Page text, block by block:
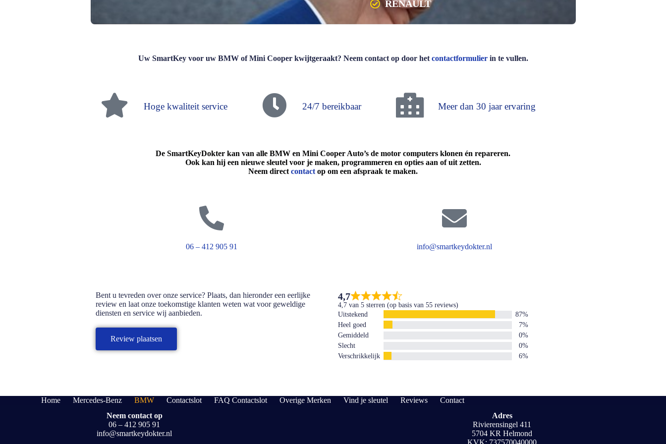
RENAULT
Uw SmartKey voor uw BMW of Mini Cooper kwijtgeraakt? Neem contact op door het contactformulierin te vullen.
Hoge kwaliteit service 24/7 bereikbaar Meer dan 30 jaar ervaring
De SmartKeyDokter kan van alle BMW en Mini Cooper Auto’s de motor computers klonen én repareren.
Ook kan hij een nieuwe sleutel voor je maken, programmeren en opties aan of uit zetten.
Neem direct contact op om een afspraak te maken.
06 – 412 905 91 info@smartkeydokter.nl
Bent u tevreden over onze service? Plaats, dan hieronder een eerlijke
review en laat onze toekomstige klanten weten wat voor geweldige
diensten en service wij aanbieden.
Review plaatsen
4,7
4,7 van 5 sterren (op basis van 55 reviews)
Uitstekend
87%
Heel goed
7%
Gemiddeld
0%
Slecht
0%
Verschrikkelijk
6%
Home Mercedes-Benz BMW Contactslot FAQ Contactslot Overige Merken Vind je sleutel Reviews
Contact
Neem contact op
06 – 412 905 91
info@smartkeydokter.nl
Adres
Rivierensingel 411
5704 KR Helmond
KVK: 737570040000